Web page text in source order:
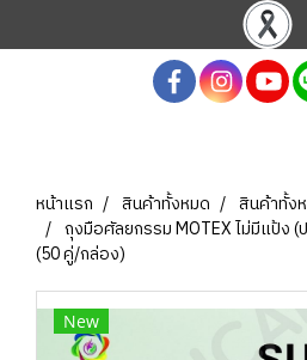
หน้าแรก สินค้าทั้งหมด
สินค้าทั้ง
ถุงมือศัลยกรรม MOTEX ไม่มีแป้ง
(50 คู่/กล่อง)
New